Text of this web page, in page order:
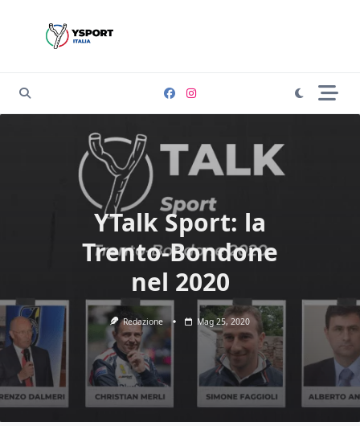
YTalk Sport: la
Trento-Bondone
nel 2020
Redazione Mag 25, 2020